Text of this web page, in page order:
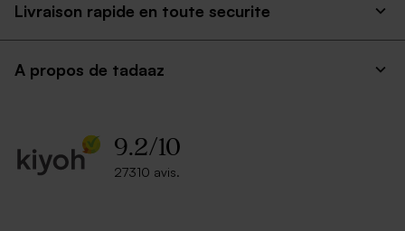
Livraison rapide en toute securite
A propos de tadaaz
9.2/10
27310 avis.